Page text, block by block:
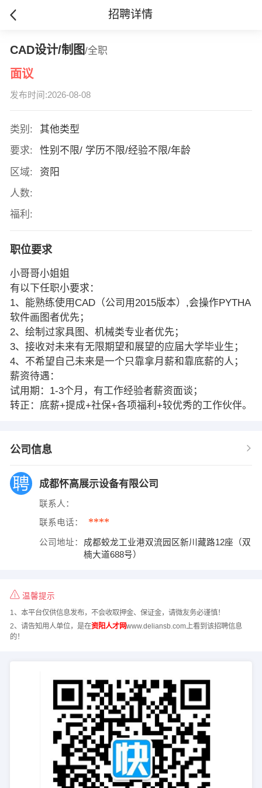
招聘详情
CAD设计/制图/全职
面议
发布时间:2026-08-08
类别:
其他类型
要求:
性别不限/ 学历不限/经验不限/年龄
区域:
资阳
人数:
福利:
职位要求
小哥哥小姐姐
有以下任职小要求：
1、能熟练使用CAD（公司用2015版本）,会操作PYTHA
软件画图者优先；
2、绘制过家具图、机械类专业者优先；
3、接收对未来有无限期望和展望的应届大学毕业生；
4、不希望自己未来是一个只靠拿月薪和靠底薪的人；
薪资待遇：
试用期：1-3个月，有工作经验者薪资面谈；
转正：底薪+提成+社保+各项福利+较优秀的工作伙伴。
公司信息
成都怀高展示设备有限公司
联系人：
联系电话： ****
公司地址：
成都蛟龙工业港双流园区新川藏路12座（双
楠大道688号）
温馨提示
1、本平台仅供信息发布，不会收取押金、保证金，请微友务必谨慎！
2、请告知用人单位，是在资阳人才网www.deliansb.com上看到该招聘信息
的！